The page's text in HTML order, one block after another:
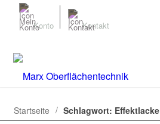
Konto Kontakt
Startseite / Schlagwort: Effektlacke